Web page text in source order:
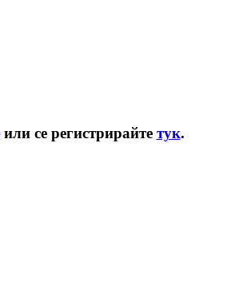
или се регистрирайте тук.